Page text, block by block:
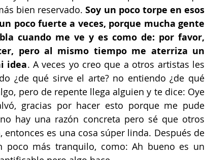
bien reservado. Soy un poco torpe en esos
poco fuerte a veces, porque mucha gente
cuando me ve y es como de: por favor,
pero al mismo tiempo me aterriza un
idea. A veces yo creo que a otros artistas les
¿de qué sirve el arte? no entiendo ¿de qué
pero de repente llega alguien y te dice: Oye
gracias por hacer esto porque me pude
hay una razón concreta pero sé que otros
es una cosa súper linda. Después de
poco más tranquilo, como: Ah bueno es un